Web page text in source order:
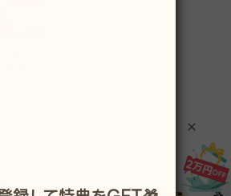
き可
天然